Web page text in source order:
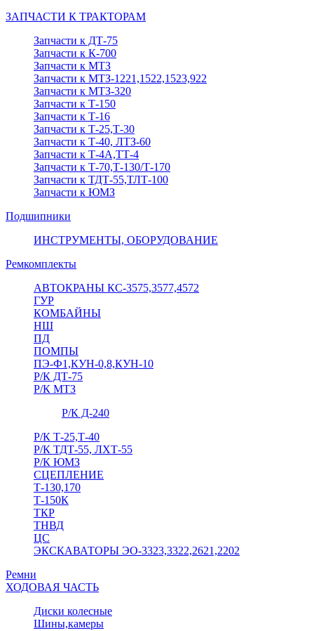
ЗАПЧАСТИ К ТРАКТОРАМ
Запчасти к ДТ-75
Запчасти к К-700
Запчасти к МТЗ
Запчасти к МТЗ-1221,1522,1523,922
Запчасти к МТЗ-320
Запчасти к Т-150
Запчасти к Т-16
Запчасти к Т-25,Т-30
Запчасти к Т-40, ЛТЗ-60
Запчасти к Т-4А,ТТ-4
Запчасти к Т-70,Т-130/Т-170
Запчасти к ТДТ-55,ТЛТ-100
Запчасти к ЮМЗ
Подшипники
ИНСТРУМЕНТЫ, ОБОРУДОВАНИЕ
Ремкомплекты
АВТОКРАНЫ КС-3575,3577,4572
ГУР
КОМБАЙНЫ
НШ
ПД
ПОМПЫ
ПЭ-Ф1,КУН-0,8,КУН-10
Р/К ДТ-75
Р/К МТЗ
Р/К Д-240
Р/К Т-25,Т-40
Р/К ТДТ-55, ЛХТ-55
Р/К ЮМЗ
СЦЕПЛЕНИЕ
Т-130,170
Т-150К
ТКР
ТНВД
ЦС
ЭКСКАВАТОРЫ ЭО-3323,3322,2621,2202
Ремни
ХОДОВАЯ ЧАСТЬ
Диски колесные
Шины,камеры